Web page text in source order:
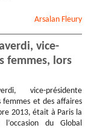
Arsalan Fleury
vice-
femmes, lors
vice-présidente
femmes et des affaires
2013, était à Paris la
du Global